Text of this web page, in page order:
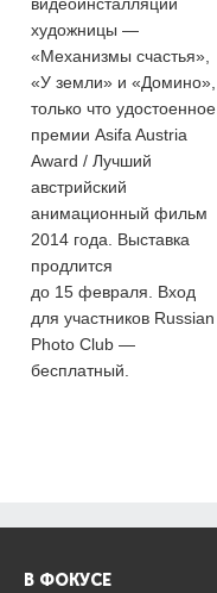
видеоинсталляции
художницы —
«Механизмы счастья»,
«У земли» и «Домино»,
только что удостоенное
премии Asifa Austria
Award / Лучший
австрийский
анимационный фильм
2014 года. Выставка
продлится
до 15 февраля. Вход
для участников Russian
Photo Club —
бесплатный.
В ФОКУСЕ